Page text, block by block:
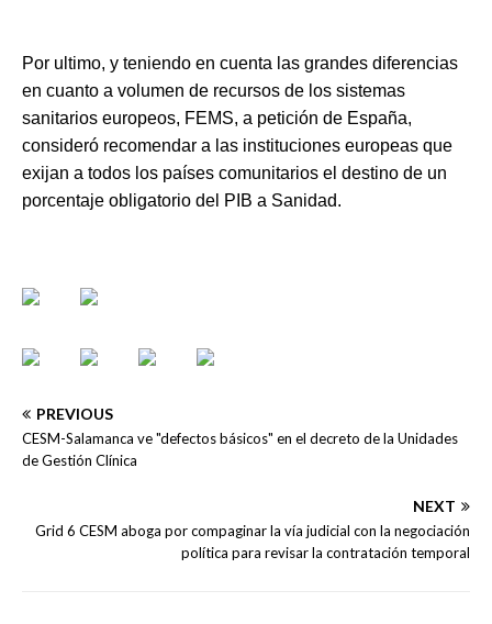
Por ultimo, y teniendo en cuenta las grandes diferencias
en cuanto a volumen de recursos de los sistemas
sanitarios europeos, FEMS, a petición de España,
consideró recomendar a las instituciones europeas que
exijan a todos los países comunitarios el destino de un
porcentaje obligatorio del PIB a Sanidad.
PREVIOUS
CESM-Salamanca ve "defectos básicos" en el decreto de la Unidades
de Gestión Clínica
NEXT
Grid 6 CESM aboga por compaginar la vía judicial con la negociación
política para revisar la contratación temporal